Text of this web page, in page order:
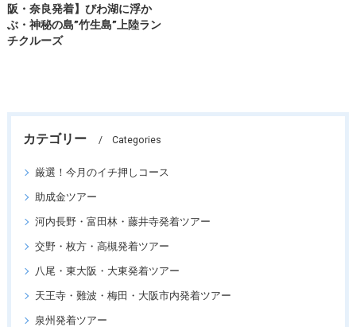
阪・奈良発着】びわ湖に浮か
ぶ・神秘の島”竹生島”上陸ラン
チクルーズ
カテゴリー Categories
厳選！今月のイチ押しコース
助成金ツアー
河内長野・富田林・藤井寺発着ツアー
交野・枚方・高槻発着ツアー
八尾・東大阪・大東発着ツアー
天王寺・難波・梅田・大阪市内発着ツアー
泉州発着ツアー